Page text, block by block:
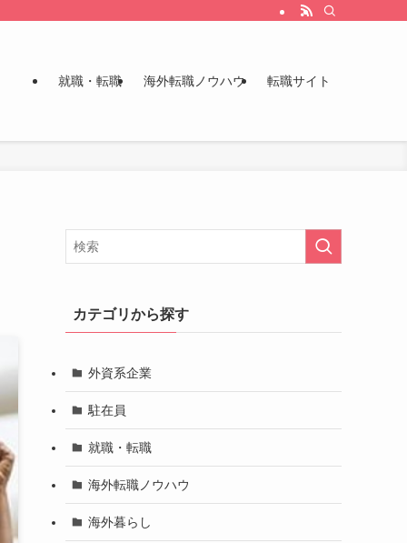
就職・転職 海外転職ノウハウ 転職サイト
カテゴリから探す
外資系企業
駐在員
就職・転職
海外転職ノウハウ
海外暮らし